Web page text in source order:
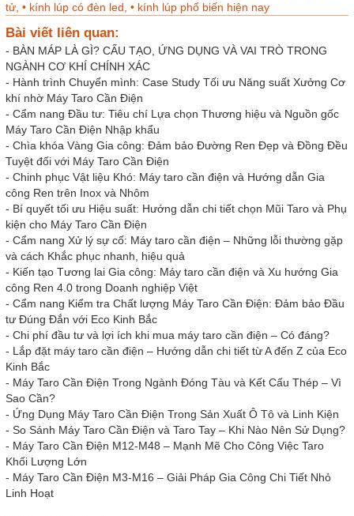
tử, • kính lúp có đèn led, • kính lúp phổ biến hiện nay
Bài viết liên quan:
- BÀN MÁP LÀ GÌ? CẤU TẠO, ỨNG DỤNG VÀ VAI TRÒ TRONG
NGÀNH CƠ KHÍ CHÍNH XÁC
- Hành trình Chuyển mình: Case Study Tối ưu Năng suất Xưởng Cơ
khí nhờ Máy Taro Cần Điện
- Cẩm nang Đầu tư: Tiêu chí Lựa chọn Thương hiệu và Nguồn gốc
Máy Taro Cần Điện Nhập khẩu
- Chìa khóa Vàng Gia công: Đảm bảo Đường Ren Đẹp và Đồng Đều
Tuyệt đối với Máy Taro Cần Điện
- Chinh phục Vật liệu Khó: Máy taro cần điện và Hướng dẫn Gia
công Ren trên Inox và Nhôm
- Bí quyết tối ưu Hiệu suất: Hướng dẫn chi tiết chọn Mũi Taro và Phụ
kiện cho Máy Taro Cần Điện
- Cẩm nang Xử lý sự cố: Máy taro cần điện – Những lỗi thường gặp
và cách Khắc phục nhanh, hiệu quả
- Kiến tạo Tương lai Gia công: Máy taro cần điện và Xu hướng Gia
công Ren 4.0 trong Doanh nghiệp Việt
- Cẩm nang Kiểm tra Chất lượng Máy Taro Cần Điện: Đảm bảo Đầu
tư Đúng Đắn với Eco Kinh Bắc
- Chi phí đầu tư và lợi ích khi mua máy taro cần điện – Có đáng?
- Lắp đặt máy taro cần điện – Hướng dẫn chi tiết từ A đến Z của Eco
Kinh Bắc
- Máy Taro Cần Điện Trong Ngành Đóng Tàu và Kết Cấu Thép – Vì
Sao Cần?
- Ứng Dụng Máy Taro Cần Điện Trong Sản Xuất Ô Tô và Linh Kiện
- So Sánh Máy Taro Cần Điện và Taro Tay – Khi Nào Nên Sử Dụng?
- Máy Taro Cần Điện M12-M48 – Mạnh Mẽ Cho Công Việc Taro
Khối Lượng Lớn
- Máy Taro Cần Điện M3-M16 – Giải Pháp Gia Công Chi Tiết Nhỏ
Linh Hoạt